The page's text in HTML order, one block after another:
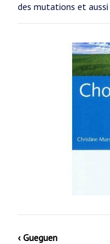
des mutations et
‹ Gueguen